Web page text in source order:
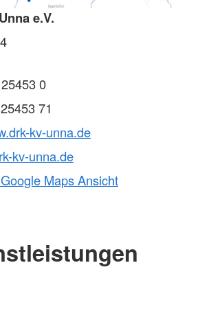
e.V.
0
71
kv-unna.de
kv-unna.de
Maps Ansicht